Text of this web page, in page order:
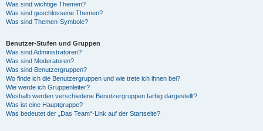
Was sind wichtige Themen?
Was sind geschlossene Themen?
Was sind Themen-Symbole?
Benutzer-Stufen und Gruppen
Was sind Administratoren?
Was sind Moderatoren?
Was sind Benutzergruppen?
Wo finde ich die Benutzergruppen und wie trete ich ihnen bei?
Wie werde ich Gruppenleiter?
Weshalb werden verschiedene Benutzergruppen farbig dargestellt?
Was ist eine Hauptgruppe?
Was bedeutet der „Das Team“-Link auf der Startseite?